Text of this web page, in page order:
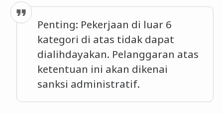
Penting: Pekerjaan di luar 6
kategori di atas tidak dapat
dialihdayakan. Pelanggaran atas
ketentuan ini akan dikenai
sanksi administratif.